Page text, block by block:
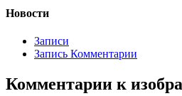
Новости
Записи
Запись Комментарии
Комментарии к